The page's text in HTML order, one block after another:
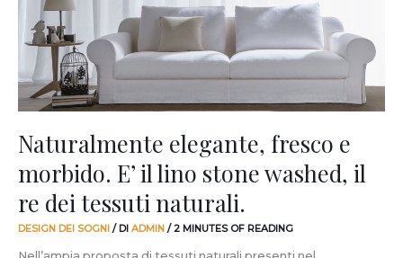
Naturalmente elegante, fresco e
morbido. E’ il lino stone washed, il
re dei tessuti naturali.
DESIGN DEI SOGNI / DI ADMIN /2 MINUTES OF READING
lino
stone
washed,
re
tessuti
naturali.